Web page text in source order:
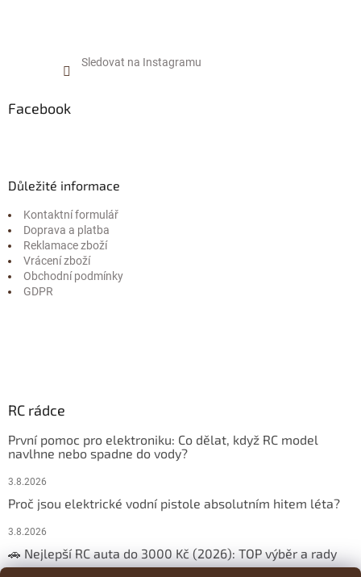
Sledovat na Instagramu
Facebook
Důležité informace
Kontaktní formulář
Doprava a platba
Reklamace zboží
Vrácení zboží
Obchodní podmínky
GDPR
RC rádce
První pomoc pro elektroniku: Co dělat, když RC model
navlhne nebo spadne do vody?
3.8.2026
Proč jsou elektrické vodní pistole absolutním hitem léta?
3.8.2026
🚗 Nejlepší RC auta do 3000 Kč (2026): TOP výběr a rady